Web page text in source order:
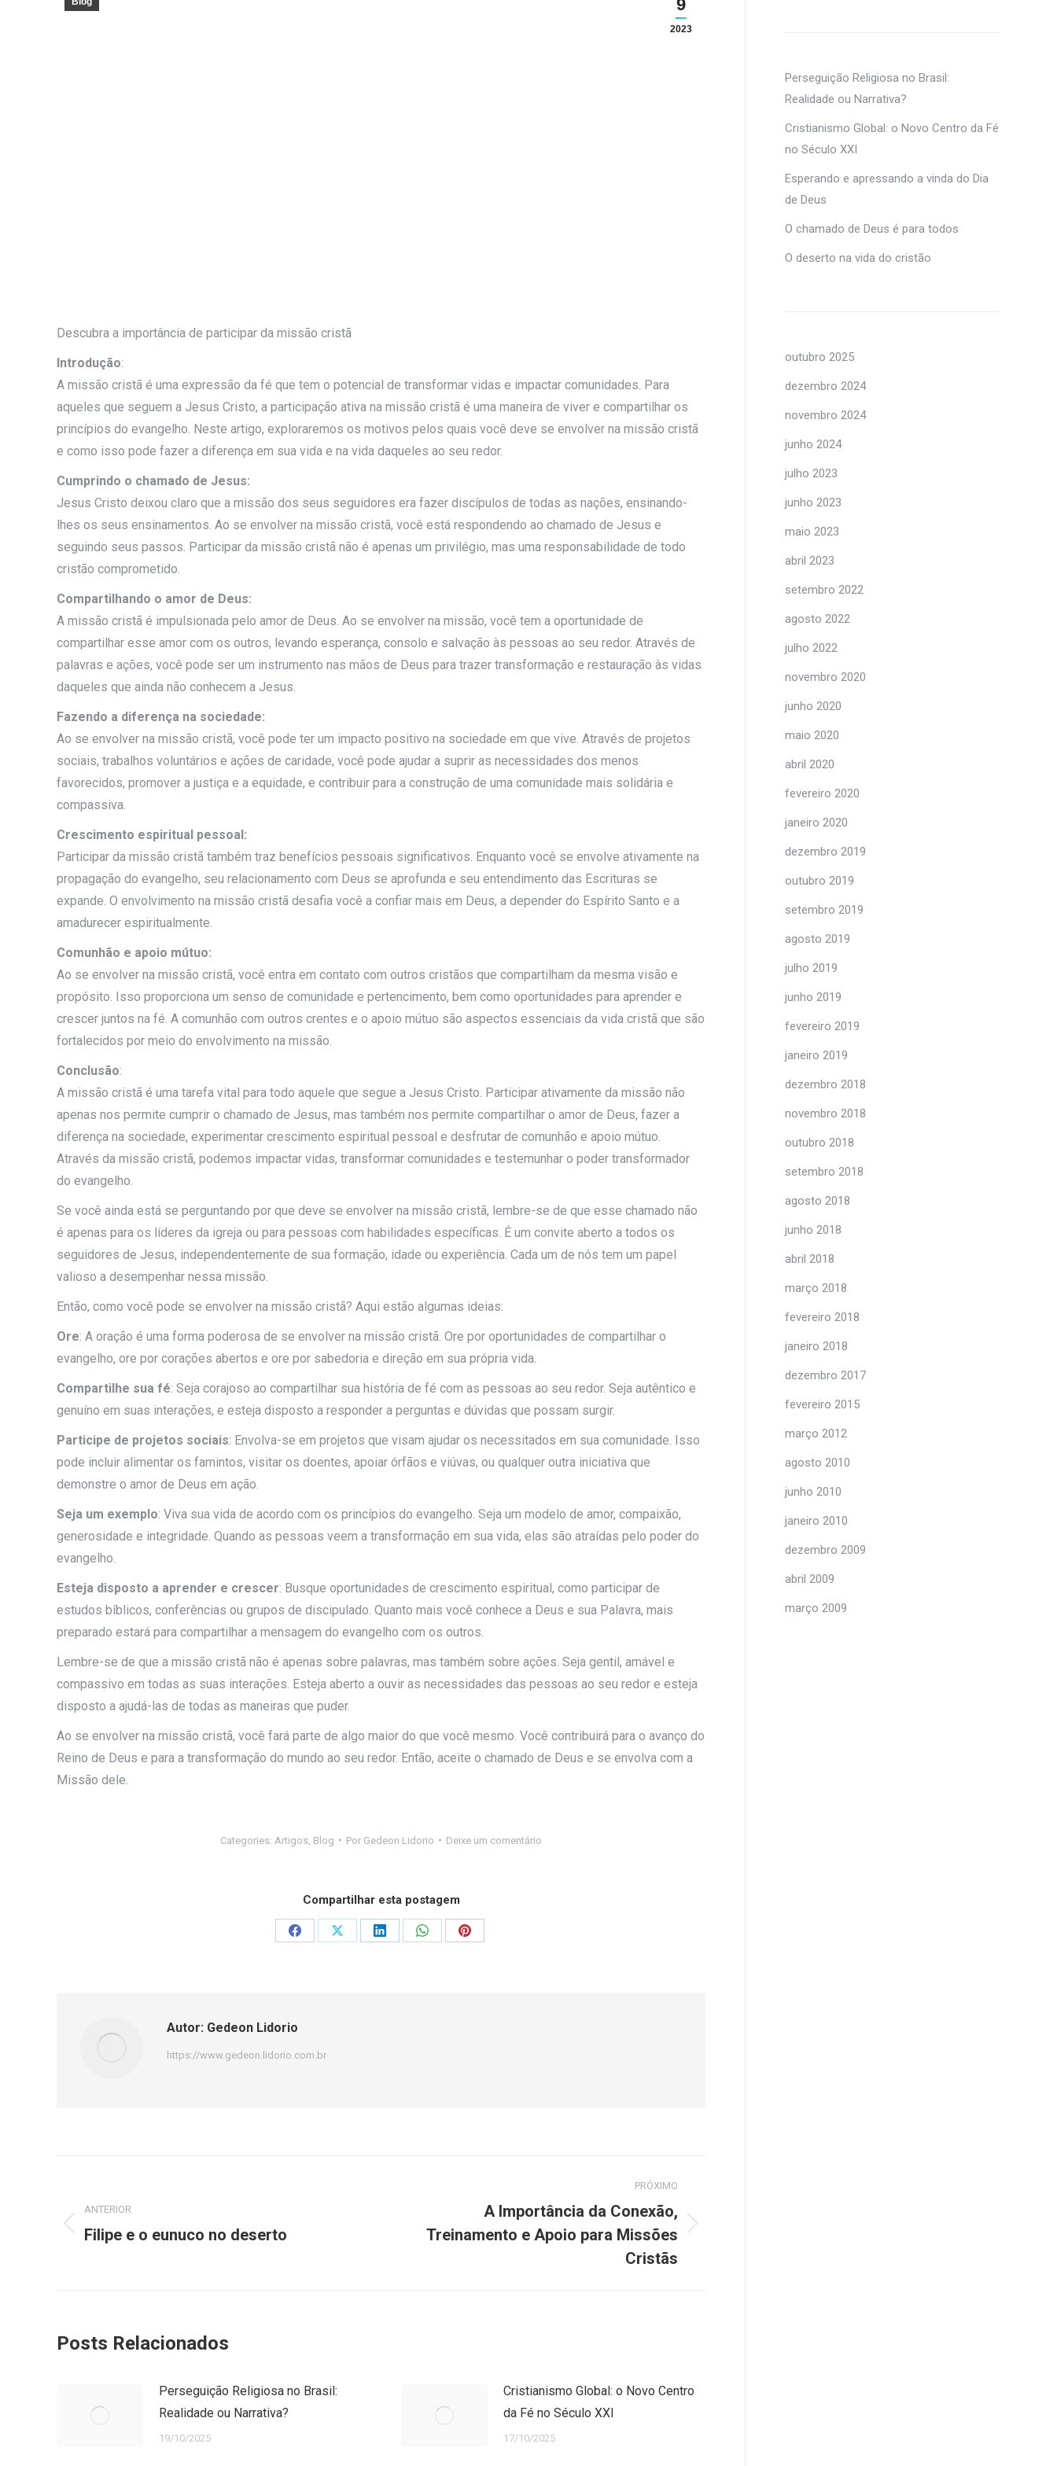
9
2023
Descubra a importância de participar da missão cristã
Introdução:
A missão cristã é uma expressão da fé que tem o potencial de transformar vidas e impactar comunidades. Para
aqueles que seguem a Jesus Cristo, a participação ativa na missão cristã é uma maneira de viver e compartilhar os
princípios do evangelho. Neste artigo, exploraremos os motivos pelos quais você deve se envolver na missão cristã
e como isso pode fazer a diferença em sua vida e na vida daqueles ao seu redor.
Cumprindo o chamado de Jesus:
Jesus Cristo deixou claro que a missão dos seus seguidores era fazer discípulos de todas as nações, ensinando-
lhes os seus ensinamentos. Ao se envolver na missão cristã, você está respondendo ao chamado de Jesus e
seguindo seus passos. Participar da missão cristã não é apenas um privilégio, mas uma responsabilidade de todo
cristão comprometido.
Compartilhando o amor de Deus:
A missão cristã é impulsionada pelo amor de Deus. Ao se envolver na missão, você tem a oportunidade de
compartilhar esse amor com os outros, levando esperança, consolo e salvação às pessoas ao seu redor. Através de
palavras e ações, você pode ser um instrumento nas mãos de Deus para trazer transformação e restauração às vidas
daqueles que ainda não conhecem a Jesus.
Fazendo a diferença na sociedade:
Ao se envolver na missão cristã, você pode ter um impacto positivo na sociedade em que vive. Através de projetos
sociais, trabalhos voluntários e ações de caridade, você pode ajudar a suprir as necessidades dos menos
favorecidos, promover a justiça e a equidade, e contribuir para a construção de uma comunidade mais solidária e
compassiva.
Crescimento espiritual pessoal:
Participar da missão cristã também traz benefícios pessoais significativos. Enquanto você se envolve ativamente na
propagação do evangelho, seu relacionamento com Deus se aprofunda e seu entendimento das Escrituras se
expande. O envolvimento na missão cristã desafia você a confiar mais em Deus, a depender do Espírito Santo e a
amadurecer espiritualmente.
Comunhão e apoio mútuo:
Ao se envolver na missão cristã, você entra em contato com outros cristãos que compartilham da mesma visão e
propósito. Isso proporciona um senso de comunidade e pertencimento, bem como oportunidades para aprender e
crescer juntos na fé. A comunhão com outros crentes e o apoio mútuo são aspectos essenciais da vida cristã que são
fortalecidos por meio do envolvimento na missão.
Conclusão:
A missão cristã é uma tarefa vital para todo aquele que segue a Jesus Cristo. Participar ativamente da missão não
apenas nos permite cumprir o chamado de Jesus, mas também nos permite compartilhar o amor de Deus, fazer a
diferença na sociedade, experimentar crescimento espiritual pessoal e desfrutar de comunhão e apoio mútuo.
Através da missão cristã, podemos impactar vidas, transformar comunidades e testemunhar o poder transformador
do evangelho.
Se você ainda está se perguntando por que deve se envolver na missão cristã, lembre-se de que esse chamado não
é apenas para os líderes da igreja ou para pessoas com habilidades específicas. É um convite aberto a todos os
seguidores de Jesus, independentemente de sua formação, idade ou experiência. Cada um de nós tem um papel
valioso a desempenhar nessa missão.
Então, como você pode se envolver na missão cristã? Aqui estão algumas ideias:
Ore: A oração é uma forma poderosa de se envolver na missão cristã. Ore por oportunidades de compartilhar o
evangelho, ore por corações abertos e ore por sabedoria e direção em sua própria vida.
Compartilhe sua fé: Seja corajoso ao compartilhar sua história de fé com as pessoas ao seu redor. Seja autêntico e
genuíno em suas interações, e esteja disposto a responder a perguntas e dúvidas que possam surgir.
Participe de projetos sociais: Envolva-se em projetos que visam ajudar os necessitados em sua comunidade. Isso
pode incluir alimentar os famintos, visitar os doentes, apoiar órfãos e viúvas, ou qualquer outra iniciativa que
demonstre o amor de Deus em ação.
Seja um exemplo: Viva sua vida de acordo com os princípios do evangelho. Seja um modelo de amor, compaixão,
generosidade e integridade. Quando as pessoas veem a transformação em sua vida, elas são atraídas pelo poder do
evangelho.
Esteja disposto a aprender e crescer: Busque oportunidades de crescimento espiritual, como participar de
estudos bíblicos, conferências ou grupos de discipulado. Quanto mais você conhece a Deus e sua Palavra, mais
preparado estará para compartilhar a mensagem do evangelho com os outros.
Lembre-se de que a missão cristã não é apenas sobre palavras, mas também sobre ações. Seja gentil, amável e
compassivo em todas as suas interações. Esteja aberto a ouvir as necessidades das pessoas ao seu redor e esteja
disposto a ajudá-las de todas as maneiras que puder.
Ao se envolver na missão cristã, você fará parte de algo maior do que você mesmo. Você contribuirá para o avanço do
Reino de Deus e para a transformação do mundo ao seu redor. Então, aceite o chamado de Deus e se envolva com a
Missão dele.
Categories: Artigos Blog Por Gedeon Lidorio Deixe um comentário
Compartilhar esta postagem
Share
Share
Share
Share
Share
Autor: Gedeon Lidorio
https://www.gedeon.lidorio.com.br
de
post:
ANTERIOR
Post
Filipe e o eunuco no deserto
PRÓXIMO
Próximo
A Importância da Conexão,
Treinamento e Apoio para Missões
Cristãs
Posts Relacionados
Perseguição Religiosa no Brasil:
Realidade ou Narrativa?
19/10/2025
Cristianismo Global: o Novo Centro
da Fé no Século XXI
17/10/2025
Perseguição Religiosa no Brasil:
Realidade ou Narrativa?
Cristianismo Global: o Novo Centro da Fé
no Século XXI
Esperando e apressando a vinda do Dia
de Deus
O chamado de Deus é para todos
O deserto na vida do cristão
outubro 2025
dezembro 2024
novembro 2024
junho 2024
julho 2023
junho 2023
maio 2023
abril 2023
setembro 2022
agosto 2022
julho 2022
novembro 2020
junho 2020
maio 2020
abril 2020
fevereiro 2020
janeiro 2020
dezembro 2019
outubro 2019
setembro 2019
agosto 2019
julho 2019
junho 2019
fevereiro 2019
janeiro 2019
dezembro 2018
novembro 2018
outubro 2018
setembro 2018
agosto 2018
junho 2018
abril 2018
março 2018
fevereiro 2018
janeiro 2018
dezembro 2017
fevereiro 2015
março 2012
agosto 2010
junho 2010
janeiro 2010
dezembro 2009
abril 2009
março 2009